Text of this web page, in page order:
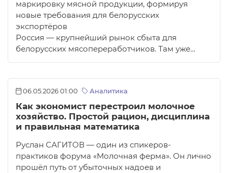
маркировку мясной продукции, формируя
новые требования для белорусских
экспортёров
Россия — крупнейший рынок сбыта для
белорусских мясопереработчиков. Там уже…
06.05.2026 01:00 Аналитика
Как экономист перестроил молочное
хозяйство. Простой рацион, дисциплина
и правильная математика
Руслан САГИТОВ — один из спикеров-
практиков форума «Молочная ферма». Он лично
прошёл путь от убыточных надоев и